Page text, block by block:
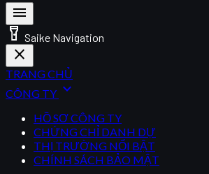
menu
flashlight_on Saike Navigation
close
TRANG CHỦ
CÔNG TY expand_more
HỒ SƠ CÔNG TY
CHỨNG CHỈ DANH DỰ
THỊ TRƯỜNG NỔI BẬT
CHÍNH SÁCH BẢO MẬT